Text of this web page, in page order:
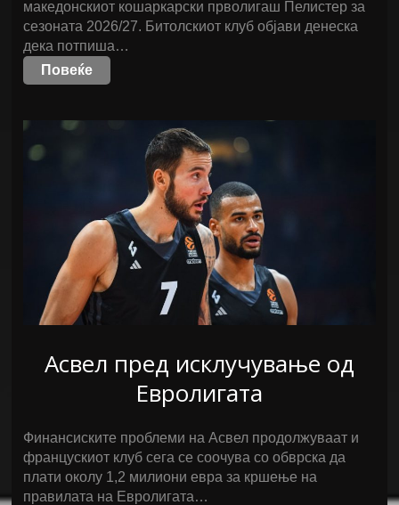
македонскиот кошаркарски прволигаш Пелистер за
сезоната 2026/27. Битолскиот клуб објави денеска
дека потпиша…
Повеќе
Асвел пред исклучување од
Евролигата
Финансиските проблеми на Асвел продолжуваат и
францускиот клуб сега се соочува со обврска да
плати околу 1,2 милиони евра за кршење на
правилата на Евролигата…